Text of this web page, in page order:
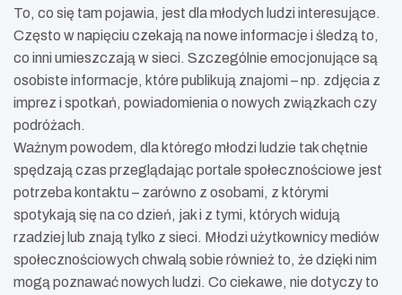
To, co się tam pojawia, jest dla młodych ludzi interesujące.
Często w napięciu czekają na nowe informacje i śledzą to,
co inni umieszczają w sieci. Szczególnie emocjonujące są
osobiste informacje, które publikują znajomi – np. zdjęcia z
imprez i spotkań, powiadomienia o nowych związkach czy
podróżach.
Ważnym powodem, dla którego młodzi ludzie tak chętnie
spędzają czas przeglądając portale społecznościowe jest
potrzeba kontaktu – zarówno z osobami, z którymi
spotykają się na co dzień, jak i z tymi, których widują
rzadziej lub znają tylko z sieci. Młodzi użytkownicy mediów
społecznościowych chwalą sobie również to, że dzięki nim
mogą poznawać nowych ludzi. Co ciekawe, nie dotyczy to